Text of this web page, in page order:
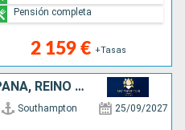
2 159 € +Tasas
Pensión completa
FRANCIA, PORTUGAL, ESPAÑA, REINO UNIDO
Southampton 25/09/2027